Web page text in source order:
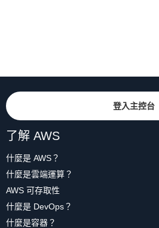
登入主控台
了解 AWS
什麼是 AWS？
什麼是雲端運算？
AWS 可存取性
什麼是 DevOps？
什麼是容器？